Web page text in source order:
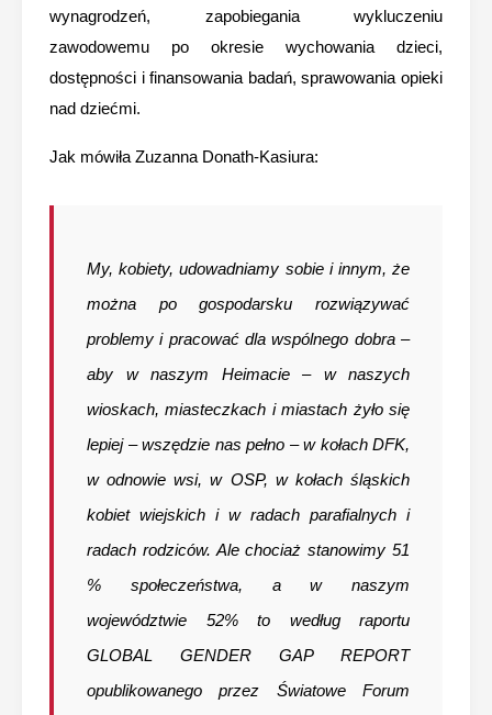
wynagrodzeń, zapobiegania wykluczeniu
zawodowemu po okresie wychowania dzieci,
dostępności i finansowania badań, sprawowania opieki
nad dziećmi.
Jak mówiła Zuzanna Donath-Kasiura:
My, kobiety, udowadniamy sobie i innym, że
można po gospodarsku rozwiązywać
problemy i pracować dla wspólnego dobra –
aby w naszym Heimacie – w naszych
wioskach, miasteczkach i miastach żyło się
lepiej – wszędzie nas pełno – w kołach DFK,
w odnowie wsi, w OSP, w kołach śląskich
kobiet wiejskich i w radach parafialnych i
radach rodziców. Ale chociaż stanowimy 51
% społeczeństwa, a w naszym
województwie 52% to według raportu
GLOBAL GENDER GAP REPORT
opublikowanego przez Światowe Forum